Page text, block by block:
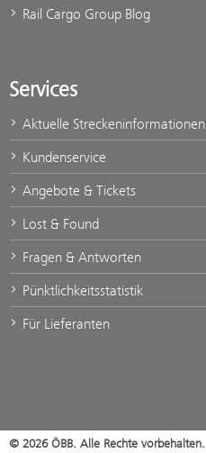
Rail Cargo Group Blog
Services
Aktuelle Streckeninformationen
Kundenservice
Angebote & Tickets
Lost & Found
Fragen & Antworten
Pünktlichkeitsstatistik
Für Lieferanten
© 2026 ÖBB. Alle Rechte vorbehalten.